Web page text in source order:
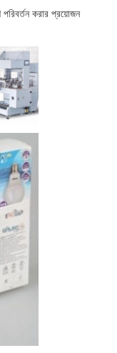
করার প্রয়োজন